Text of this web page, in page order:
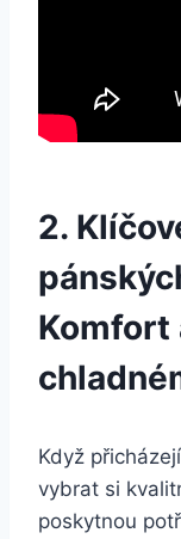
2.
Komfort
Když
vybrat si
poskytnou